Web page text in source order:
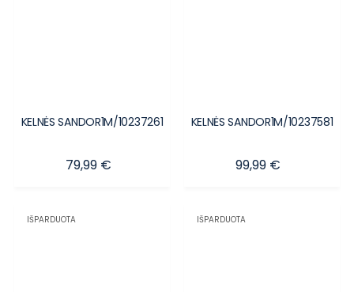
KELNĖS SANDOR1M/10237261
Kaina
79,99 €
KELNĖS SANDOR1M/10237581
Kaina
99,99 €
IŠPARDUOTA IŠPARDUOTA